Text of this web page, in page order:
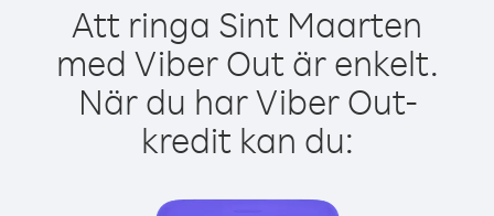
Att ringa Sint Maarten
med Viber Out är enkelt.
När du har Viber Out-
kredit kan du: